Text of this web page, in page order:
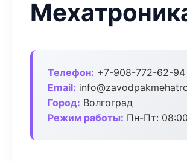
Телефон: +7-908-772-62-94
Email:
Город: Волгоград
Режим работы: Пн-Пт: